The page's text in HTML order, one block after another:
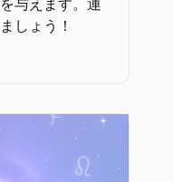
しょう！